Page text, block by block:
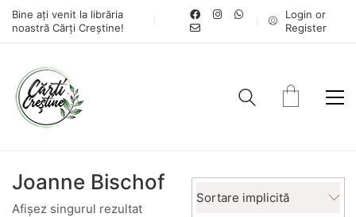
Bine ați venit la librăria
noastră Cărți Creștine!
Login or
Register
Joanne Bischof
Afișez singurul rezultat
Sortare implicită